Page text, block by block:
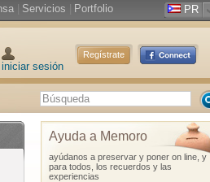
Servicios Portfolio PR
iniciar sesión
Regístrate
Ayuda a Memoro
ayúdanos a preservar y poner on line, y
para todos, los recuerdos y las
experiencias